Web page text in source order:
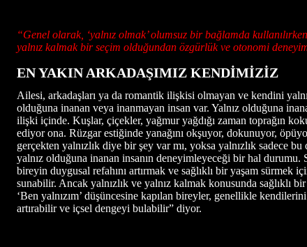
“Genel olarak, ‘yalnız olmak’ olumsuz bir bağlamda
yalnız kalmak bir seçim olduğundan özgürlük ve otonomi
EN YAKIN ARKADAŞIMIZ KENDİMİZİZ
Ailesi, arkadaşları ya da romantik ilişkisi olmayan ve kendini
olduğuna inanan veya inanmayan insan var. Yalnız olduğuna
ilişki içinde. Kuşlar, çiçekler, yağmur yağdığı zaman toprağın
ediyor ona. Rüzgar estiğinde yanağını okşuyor, dokunuyor,
gerçekten yalnızlık diye bir şey var mı, yoksa yalnızlık sadece
yalnız olduğuna inanan insanın deneyimleyeceği bir hal
bireyin duygusal refahını artırmak ve sağlıklı bir yaşam sürmek
sunabilir. Ancak yalnızlık ve yalnız kalmak konusunda sağlıklı
‘Ben yalnızım’ düşüncesine kapılan bireyler, genellikle
artırabilir ve içsel dengeyi bulabilir” diyor.